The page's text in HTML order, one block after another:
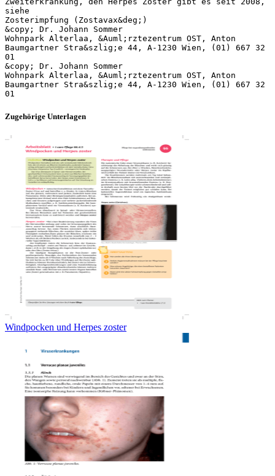
siehe
Zosterimpfung (Zostavax&deg;)
&copy; Dr. Johann Sommer
Wohnpark Alterlaa, &Auml;rztezentrum OST, Anton
Baumgartner Stra&szlig;e 44, A-1230 Wien, (01) 667 32
01
&copy; Dr. Johann Sommer
Wohnpark Alterlaa, &Auml;rztezentrum OST, Anton
Baumgartner Stra&szlig;e 44, A-1230 Wien, (01) 667 32
Zugehörige Unterlagen
Windpocken und Herpes zoster